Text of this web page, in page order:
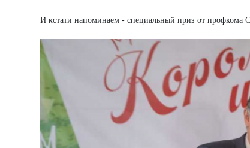
И кстати напоминаем - специальный приз от профкома